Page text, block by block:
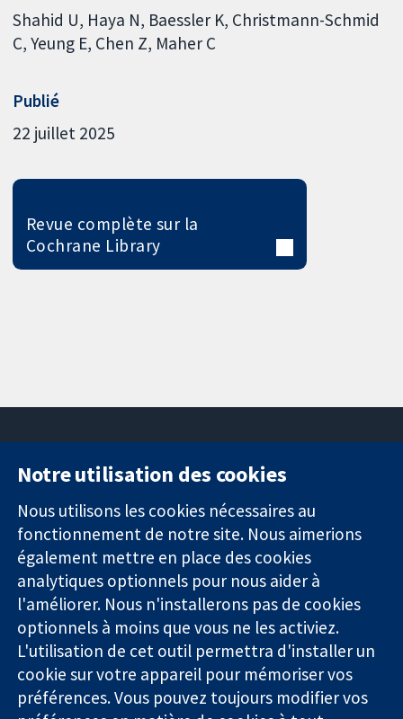
Shahid U Haya N Baessler K Christmann-Schmid
C Yeung E Chen Z Maher C
Publié
22 juillet 2025
Revue complète sur la
Cochrane Library
Des données
probantes.
Des décisions
éclairées.
Une meilleure
santé.
11-13 Cavendish
Square
Londres
W1G0AN
Royaume-Uni
nous
Actualités
Service de
presse
Qui sommes-
nous
Offres
d'emploi
Library
Notre utilisation des cookies
Nous utilisons les cookies nécessaires au
fonctionnement de notre site. Nous aimerions
également mettre en place des cookies
analytiques optionnels pour nous aider à
l'améliorer. Nous n'installerons pas de cookies
optionnels à moins que vous ne les activiez.
L'utilisation de cet outil permettra d'installer un
cookie sur votre appareil pour mémoriser vos
préférences. Vous pouvez toujours modifier vos